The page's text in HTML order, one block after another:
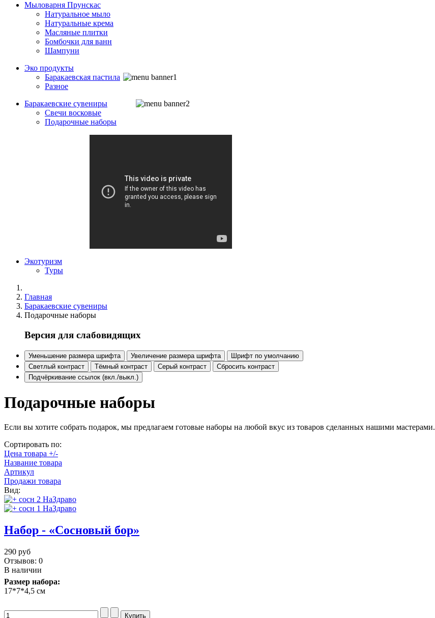
Мыловарня Прунскас
Натуральное мыло
Натуральные крема
Масляные плитки
Бомбочки для ванн
Шампуни
Эко продукты
Баракаевская пастила
Разное
Баракаевские сувениры
Свечи восковые
Подарочные наборы
Экотуризм
Туры
Главная
Баракаевские сувениры
Подарочные наборы
Версия для слабовидящих
Уменьшение размера шрифта Увеличение размера шрифта
Шрифт по умолчанию
Светлый контраст
Тёмный контраст Серый контраст
Сбросить контраст
Подчёркивание ссылок (вкл./выкл.)
Подарочные наборы
Если вы хотите собрать подарок, мы предлагаем готовые наборы на любой вкус из товаров сделанных нашими мастерами.
Сортировать по:
Цена товара +/-
Название товара
Артикул
Продажи товара
Вид:
Набор - «Сосновый бор»
290 руб
Отзывов: 0
В наличии
Размер набора:
17*7*4,5 см